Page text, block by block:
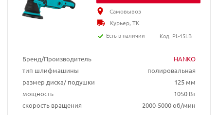
Бренд/Производитель
HANKO
тип шлифмашины
полировальная
размер диска/ подушки
125 мм
мощность
1050 Вт
скорость вращения
2000-5000 об/мин
Самовывоз
Курьер, ТК
Есть в наличии
Код: PL-15LB